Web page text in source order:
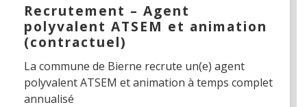
Recrutement – Agent
polyvalent ATSEM et animation
(contractuel)
La commune de Bierne recrute un(e) agent
polyvalent ATSEM et animation à temps complet
annualisé